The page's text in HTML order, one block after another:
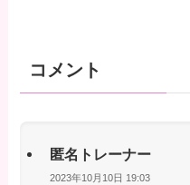
コメント
匿名トレーナー
2023年10月10日 19:03